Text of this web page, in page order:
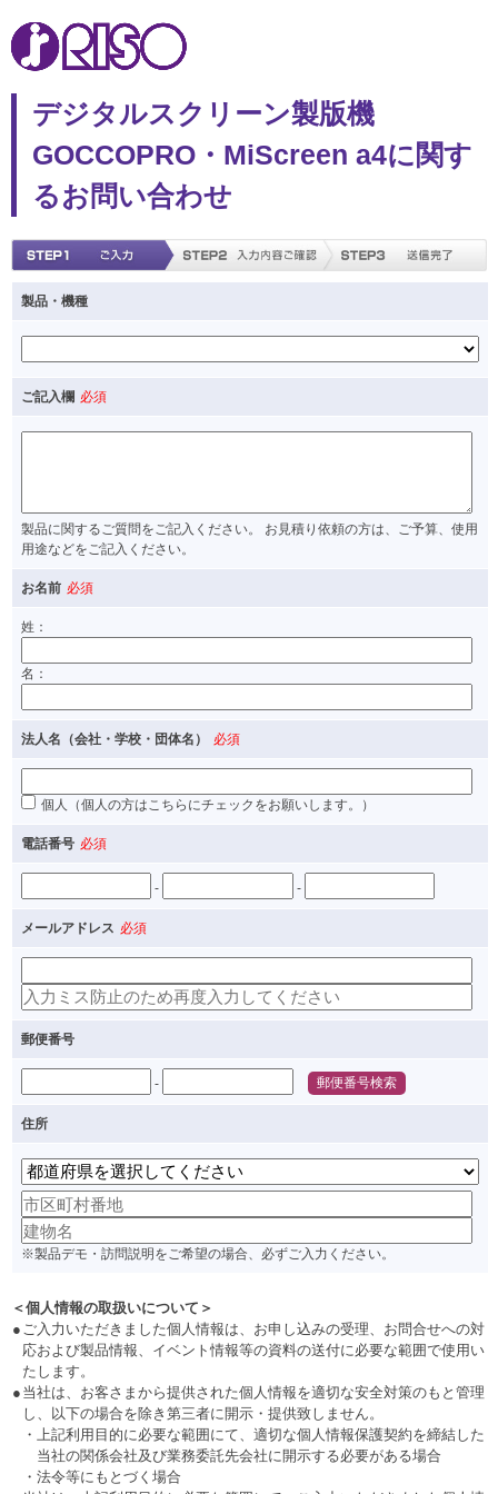
デジタルスクリーン製版機
GOCCOPRO・MiScreen a4に関す
るお問い合わせ
製品・機種
ご記入欄 必須
製品に関するご質問をご記入ください。 お見積り依頼の方は、ご予算、使用
用途などをご記入ください。
お名前 必須
姓：
名：
法人名（会社・学校・団体名） 必須
個人（個人の方はこちらにチェックをお願いします。）
電話番号 必須
- -
メールアドレス 必須
郵便番号
-
住所
※製品デモ・訪問説明をご希望の場合、必ずご入力ください。
＜個人情報の取扱いについて＞
● ご入力いただきました個人情報は、お申し込みの受理、お問合せへの対
応および製品情報、イベント情報等の資料の送付に必要な範囲で使用い
たします。
● 当社は、お客さまから提供された個人情報を適切な安全対策のもと管理
し、以下の場合を除き第三者に開示・提供致しません。
・
上記利用目的に必要な範囲にて、適切な個人情報保護契約を締結した
当社の関係会社及び業務委託先会社に開示する必要がある場合
・ 法令等にもとづく場合